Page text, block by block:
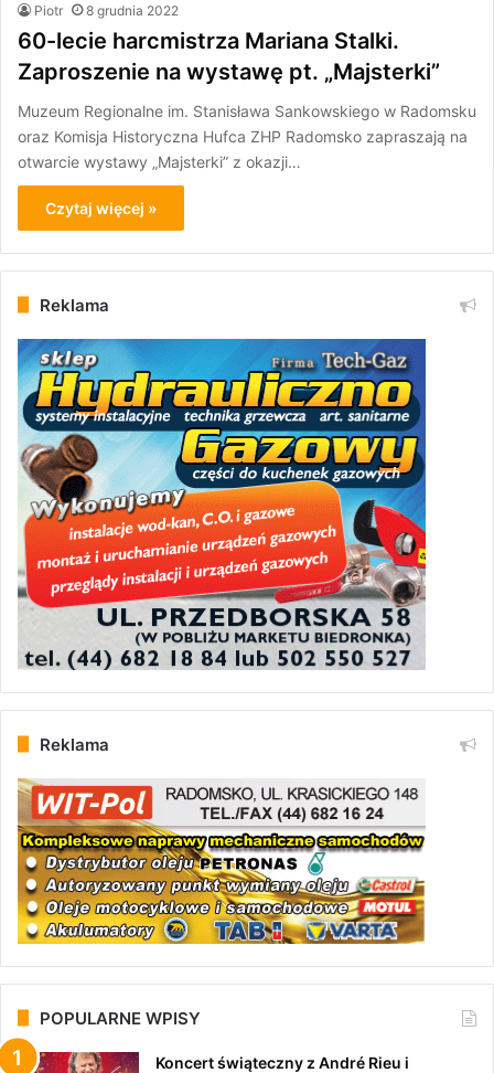
Piotr 8 grudnia 2022
60-lecie harcmistrza Mariana Stalki.
Zaproszenie na wystawę pt. „Majsterki”
Muzeum Regionalne im. Stanisława Sankowskiego w Radomsku
oraz Komisja Historyczna Hufca ZHP Radomsko zapraszają na
otwarcie wystawy „Majsterki” z okazji…
Czytaj więcej »
Reklama
Reklama
POPULARNE WPISY
Koncert świąteczny z André Rieu i